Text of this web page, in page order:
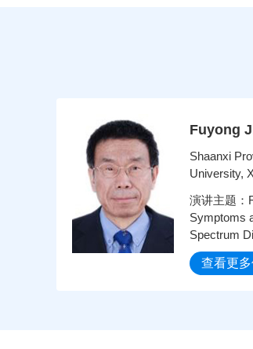
Fuyong
Shaanxi
University,
演讲主题：
Symptoms
Spectrum
查看更多